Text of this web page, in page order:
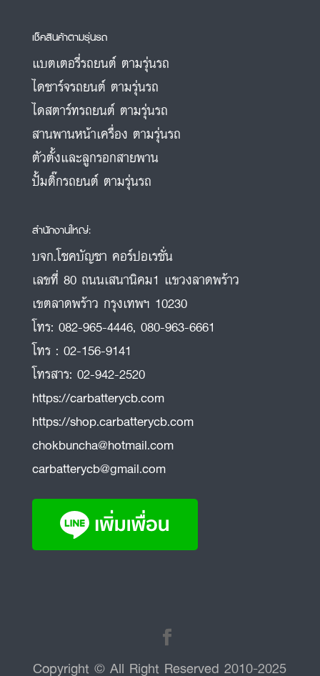
เช็คสินค้าตามรุ่นรถ
แบตเตอรี่รถยนต์ ตามรุ่นรถ
ไดชาร์จรถยนต์ ตามรุ่นรถ
ไดสตาร์ทรถยนต์ ตามรุ่นรถ
สานพานหน้าเครื่อง ตามรุ่นรถ
ตัวตั้งและลูกรอกสายพาน
ปั้มติ๊กรถยนต์ ตามรุ่นรถ
สำนักงานใหญ่:
บจก.โชคบัญชา คอร์ปอเรชั่น
เลขที่ 80 ถนนเสนานิคม1 แขวงลาดพร้าว
เขตลาดพร้าว กรุงเทพฯ 10230
โทร: 082-965-4446, 080-963-6661
โทร : 02-156-9141
โทรสาร: 02-942-2520
https://carbatterycb.com
https://shop.carbatterycb.com
chokbuncha@hotmail.com
carbatterycb@gmail.com
Copyright © All Right Reserved 2010-2025